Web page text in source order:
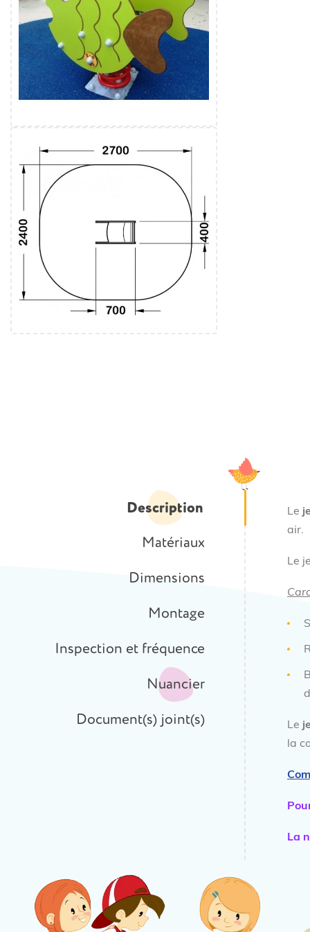
Description
Matériaux
Dimensions
Montage
Inspection et fréquence
Nuancier
Document(s) joint(s)
Le
air.
Le
Le
la
La